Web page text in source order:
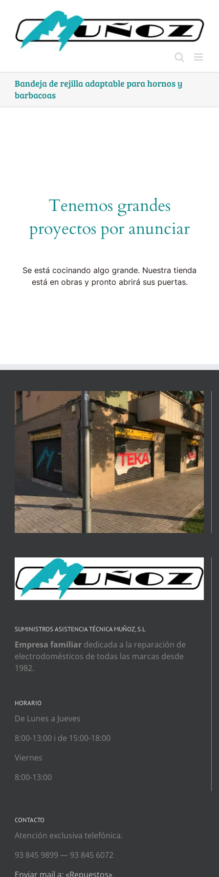
content
Bandeja de rejilla adaptable para hornos y
barbacoas
Tenemos grandes
proyectos por anunciar
Se está cocinando algo grande. Nuestra tienda
está en obras y pronto abrirá sus puertas.
SUMINISTROS ASISTENCIA TÉCNICA MUÑOZ, S.L
Empresa familiar dedicada a la reparación de
electrodomésticos de todas las marcas desde
1982.
HORARIO
De Lunes a Jueves
8:00-13:00 i de 15:00-18:00
Viernes
8:00-13:00
CONTACTO
Atención exclusiva telefónica.
93 845 9899 — 93 845 6072
Enviar mail a: «Repuestos»